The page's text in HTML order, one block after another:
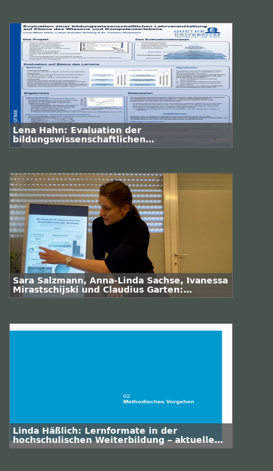
Lena Hahn: Evaluation der
bildungswissenschaftlichen
Lehrveranstaltung auf Ebene des Wissens
Sara Salzmann, Anna-Linda Sachse, Ivanessa
Mirastschijski und Claudius Garten:
Beratung durch Lehrpersonen bei
Linda Häßlich: Lernformate in der
hochschulischen Weiterbildung – aktuelle
Nutzung und zukünftige Bedeutung